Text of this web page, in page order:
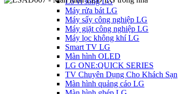
Máy rửa bát LG
Máy sấy công nghiệp LG
Máy giặt công nghiệp LG
Máy lọc không khí LG
Smart TV LG
Màn hình OLED
LG ONE:QUICK SERIES
TV Chuyên Dụng Cho Khách Sạn
Màn hình quảng cáo LG